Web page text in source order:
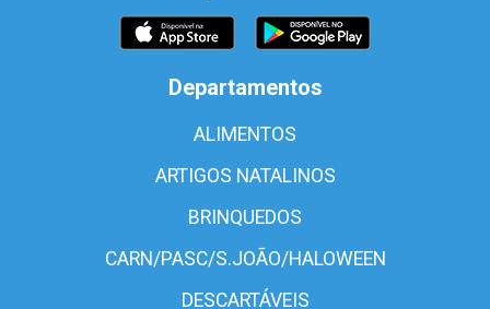
Departamentos
ALIMENTOS
ARTIGOS NATALINOS
BRINQUEDOS
CARN/PASC/S.JOÃO/HALOWEEN
DESCARTÁVEIS